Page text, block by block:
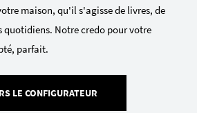
maison, qu'il s'agisse de livres, de
Notre credo pour votre
parfait.
LE CONFIGURATEUR